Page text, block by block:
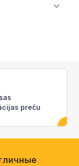
preču